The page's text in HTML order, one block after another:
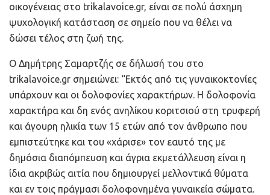
οικογένειας στο trikalavoice.gr, είναι σε πολύ άσχημη
ψυχολογική κατάσταση σε σημείο που να θέλει να
δώσει τέλος στη ζωή της.
Ο Δημήτρης Σαμαρτζής σε δήλωσή του στο
trikalavoice.gr σημειώνει: “Εκτός από τις γυναικοκτονίες
υπάρχουν και οι δολοφονίες χαρακτήρων. Η δολοφονία
χαρακτήρα και δη ενός ανηλίκου κοριτσιού στη τρυφερή
και άγουρη ηλικία των 15 ετών από τον άνθρωπο που
εμπιστεύτηκε και του «χάρισε» τον εαυτό της με
δημόσια διαπόμπευση και άγρια εκμετάλλευση είναι η
ίδια ακριβώς αιτία που δημιουργεί μελλοντικά θύματα
και εν τοις πράγμασι δολοφονημένα γυναικεία σώματα.